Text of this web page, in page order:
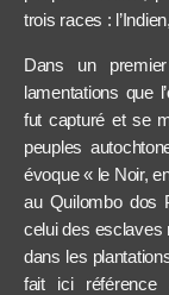
trois races :
Dans un
lamentations que
fut capturé et se
peuples
évoque « le Noir,
au Quilombo dos
celui des esclaves
dans les
fait ici référence